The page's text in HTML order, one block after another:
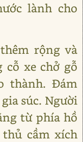
lành cho
rộng và
cỗ xe chở gỗ
thành. Đám
súc. Người
từ phía hồ
thủ cầm xích